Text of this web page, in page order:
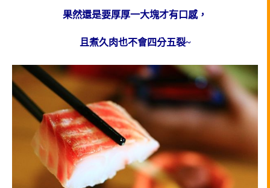
果然還是要厚厚一大塊才有口感，
且煮久肉也不會四分五裂~